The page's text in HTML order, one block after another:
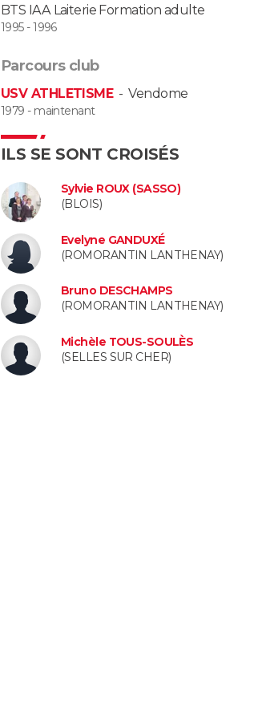
BTS IAA Laiterie Formation adulte
1995 - 1996
Parcours club
USV ATHLETISME-Vendome
1979 - maintenant
ILS SE SONT CROISÉS
Sylvie ROUX (SASSO)
(BLOIS)
Evelyne GANDUXÉ
(ROMORANTIN LANTHENAY)
Bruno DESCHAMPS
(ROMORANTIN LANTHENAY)
Michèle TOUS-SOULÈS
(SELLES SUR CHER)